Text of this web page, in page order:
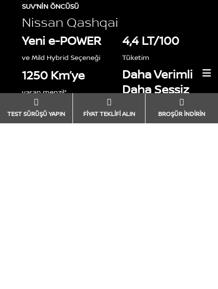
SUV’NİN ÖNCÜSÜ
Nissan Qashqai
Yeni e-POWER
ve Mild Hybrid Seçeneği
4,4 LT/100
Tüketim
1250 Km’ye
varan menzil*
Daha Verimli
Daha Sessiz

TEST SÜRÜŞÜ YAPIN

FİYAT TEKLİFİ ALIN

BROŞÜR İNDİRİN